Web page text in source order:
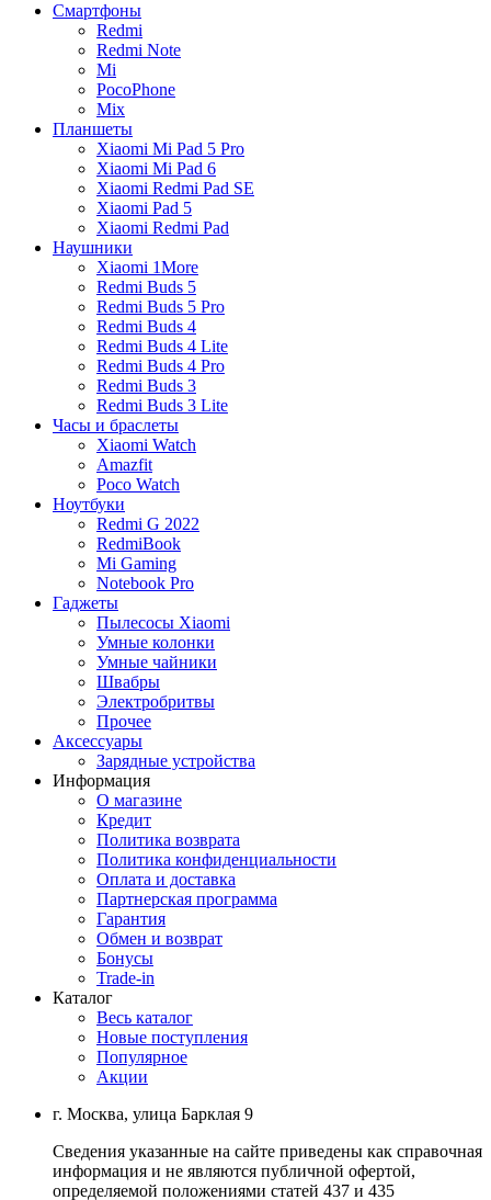
Смартфоны
Redmi
Redmi Note
Mi
PocoPhone
Mix
Планшеты
Xiaomi Mi Pad 5 Pro
Xiaomi Mi Pad 6
Xiaomi Redmi Pad SE
Xiaomi Pad 5
Xiaomi Redmi Pad
Наушники
Xiaomi 1More
Redmi Buds 5
Redmi Buds 5 Pro
Redmi Buds 4
Redmi Buds 4 Lite
Redmi Buds 4 Pro
Redmi Buds 3
Redmi Buds 3 Lite
Часы и браслеты
Xiaomi Watch
Amazfit
Poco Watch
Ноутбуки
Redmi G 2022
RedmiBook
Mi Gaming
Notebook Pro
Гаджеты
Пылесосы Xiaomi
Умные колонки
Умные чайники
Швабры
Электробритвы
Прочее
Аксессуары
Зарядные устройства
Информация
О магазине
Кредит
Политика возврата
Политика конфиденциальности
Оплата и доставка
Партнерская программа
Гарантия
Обмен и возврат
Бонусы
Trade-in
Каталог
Весь каталог
Новые поступления
Популярное
Акции
г. Москва, улица Барклая 9
Сведения указанные на сайте приведены как справочная
информация и не являются публичной офертой,
определяемой положениями статей 437 и 435